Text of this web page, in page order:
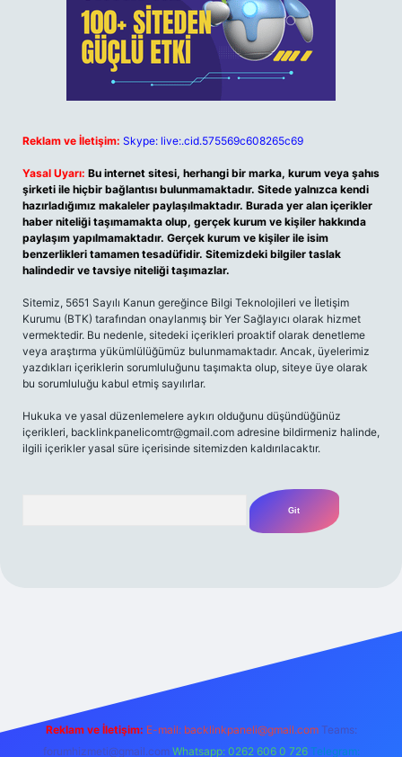
Reklam ve İletişim: Skype: live:.cid.575569c608265c69
Yasal Uyarı: Bu internet sitesi, herhangi bir marka, kurum veya şahıs
şirketi ile hiçbir bağlantısı bulunmamaktadır. Sitede yalnızca kendi
hazırladığımız makaleler paylaşılmaktadır. Burada yer alan içerikler
haber niteliği taşımamakta olup, gerçek kurum ve kişiler hakkında
paylaşım yapılmamaktadır. Gerçek kurum ve kişiler ile isim
benzerlikleri tamamen tesadüfidir. Sitemizdeki bilgiler taslak
halindedir ve tavsiye niteliği taşımazlar.
Sitemiz, 5651 Sayılı Kanun gereğince Bilgi Teknolojileri ve İletişim
Kurumu (BTK) tarafından onaylanmış bir Yer Sağlayıcı olarak hizmet
vermektedir. Bu nedenle, sitedeki içerikleri proaktif olarak denetleme
veya araştırma yükümlülüğümüz bulunmamaktadır. Ancak, üyelerimiz
yazdıkları içeriklerin sorumluluğunu taşımakta olup, siteye üye olarak
bu sorumluluğu kabul etmiş sayılırlar.
Hukuka ve yasal düzenlemelere aykırı olduğunu düşündüğünüz
içerikleri, backlinkpanelicomtr@gmail.com adresine bildirmeniz halinde,
ilgili içerikler yasal süre içerisinde sitemizden kaldırılacaktır.
Reklam ve İletişim: E-mail: backlinkpaneli@gmail.com Teams:
forumhizmeti@gmail.com Whatsapp: 0262 606 0 726 Telegram: